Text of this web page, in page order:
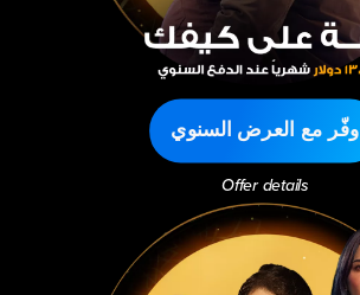
وفّر مع العرض السنوي
Offer details